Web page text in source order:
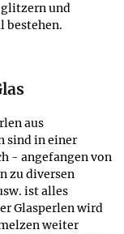
glitzern und
bestehen.
aus
sind in einer
- angefangen von
zu diversen
ist alles
Glasperlen wird
weiter